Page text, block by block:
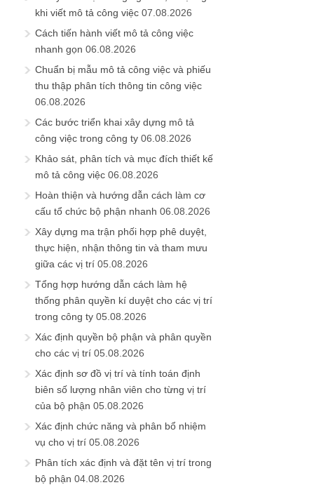
khi viết mô tả công việc 07.08.2026
Cách tiến hành viết mô tả công việc
nhanh gọn 06.08.2026
Chuẩn bị mẫu mô tả công việc và phiếu
thu thập phân tích thông tin công việc
06.08.2026
Các bước triển khai xây dựng mô tả
công việc trong công ty 06.08.2026
Khảo sát, phân tích và mục đích thiết kế
mô tả công việc 06.08.2026
Hoàn thiện và hướng dẫn cách làm cơ
cấu tổ chức bộ phận nhanh 06.08.2026
Xây dựng ma trận phối hợp phê duyệt,
thực hiện, nhận thông tin và tham mưu
giữa các vị trí 05.08.2026
Tổng hợp hướng dẫn cách làm hệ
thống phân quyền kí duyệt cho các vị trí
trong công ty 05.08.2026
Xác định quyền bộ phận và phân quyền
cho các vị trí 05.08.2026
Xác định sơ đồ vị trí và tính toán định
biên số lượng nhân viên cho từng vị trí
của bộ phận 05.08.2026
Xác định chức năng và phân bổ nhiệm
vụ cho vị trí 05.08.2026
Phân tích xác định và đặt tên vị trí trong
bộ phận 04.08.2026